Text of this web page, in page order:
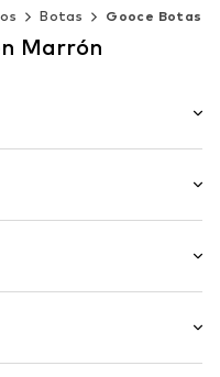
Botas Gooce Botas
Marrón